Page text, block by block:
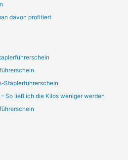
davon profitiert
Staplerführerschein
So ließ ich die Kilos weniger werden